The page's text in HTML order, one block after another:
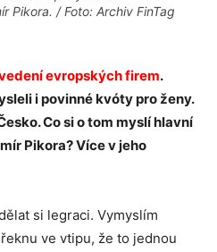
Pikora. / Foto: Archiv FinTag
evropských firem.
i povinné kvóty pro ženy.
Co si o tom myslí hlavní
Pikora? Více v jeho
si legraci. Vymyslím
ve vtipu, že to jednou